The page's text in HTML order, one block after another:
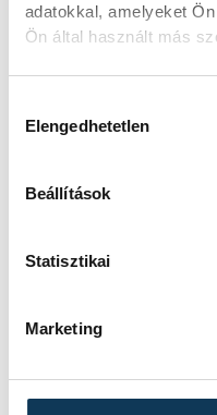
adatokkal, amelyeket
Ön által használt más
Elengedhetetlen
Beállítások
Statisztikai
Marketing